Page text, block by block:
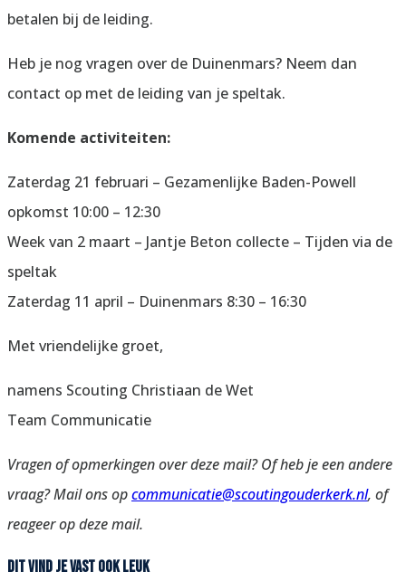
betalen bij de leiding.
Heb je nog vragen over de Duinenmars? Neem dan
contact op met de leiding van je speltak.
Komende activiteiten:
Zaterdag 21 februari – Gezamenlijke Baden-Powell
opkomst 10:00 – 12:30
Week van 2 maart – Jantje Beton collecte – Tijden via de
speltak
Zaterdag 11 april – Duinenmars 8:30 – 16:30
Met vriendelijke groet,
namens Scouting Christiaan de Wet
Team Communicatie
Vragen of opmerkingen over deze mail? Of heb je een andere
vraag? Mail ons opcommunicatie@scoutingouderkerk.nl, of
reageer op deze mail.
Dit vind je vast ook leuk